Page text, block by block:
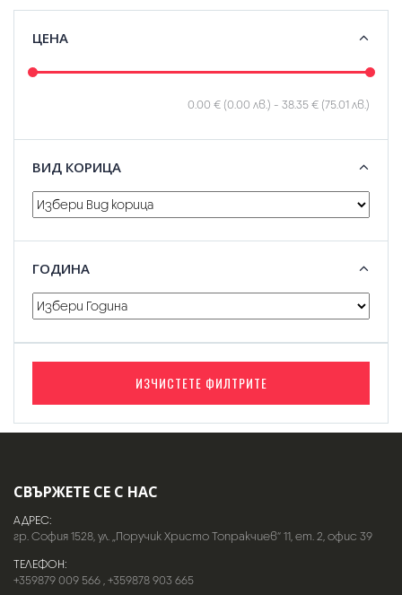
ЦЕНА
0.00 € (0.00 лв.) - 38.35 € (75.01 лв.)
ВИД КОРИЦА
ГОДИНА
ИЗЧИСТЕТЕ ФИЛТРИТЕ
СВЪРЖЕТЕ СЕ С НАС
АДРЕС:
гр. София 1528, ул. „Поручик Христо Топракчиев“ 11, ет. 2, офис 39
ТЕЛЕФОН:
+359879 009 566,+359878 903 665